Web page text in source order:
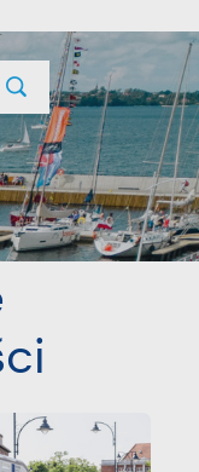
KONTAKT
NASTĘPNY